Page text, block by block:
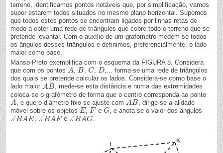
terreno, identificamos pontos notáveis que, por simplificação, vamos
supor estarem todos situados no mesmo plano horizontal. Supomos
que todos estes pontos se encontram ligados por linhas retas de
modo a obter uma rede de triângulos que cobre todo o terreno que se
pretende levantar. Com o auxílio de um grafómetro medem-se todos
os ângulos desses triângulos e definimos, preferencialmente, o lado
maior como base.
Manso-Preto exemplifica com o esquema da FIGURA 8. Considera
que com os pontos A
A ,B
B , C
C , D
D ,... forma-se uma rede de triângulos
dos quais se pretende calcular os lados. Considera-se como base o
lado maior A B
AB , mede-se esta distância e numa das extremidades
coloca-se o grafómetro de forma que o centro corresponda ao ponto
A
A , e que o diâmetro fixo se ajuste com AB
AB
, dirige-se a alidade
móvel sobre os objetos E
E ,F
F e G
G, e anota-se o valor dos ângulos
∡BA E
∡BAE , ∡BA F
∡BAF e ∡BAG
∡BAG .